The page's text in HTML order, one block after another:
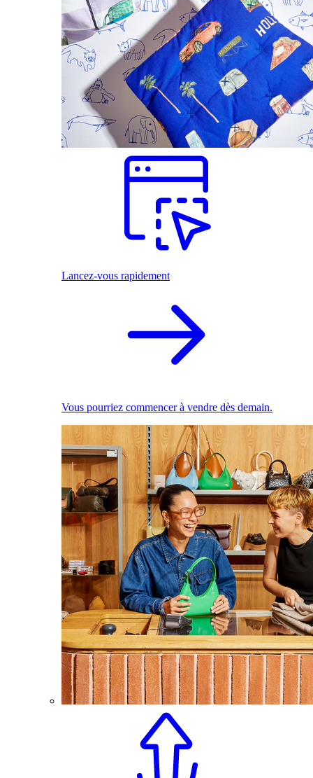
Lancez-vous rapidement
Vous pourriez commencer à vendre dès demain.